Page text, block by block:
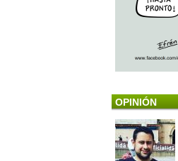
OPINIÓN